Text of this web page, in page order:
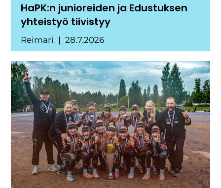
HaPK:n junioreiden ja Edustuksen
yhteistyö tiivistyy
Reimari 28.7.2026